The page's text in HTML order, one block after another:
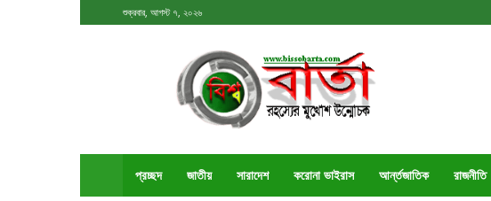
শুক্রবার, আগস্ট ৭, ২০২৬
বিশ্ববার্তা
প্রচ্ছদ জাতীয় সারাদেশ করোনা ভাইরাস আর্ন্তজাতিক রাজনীতি